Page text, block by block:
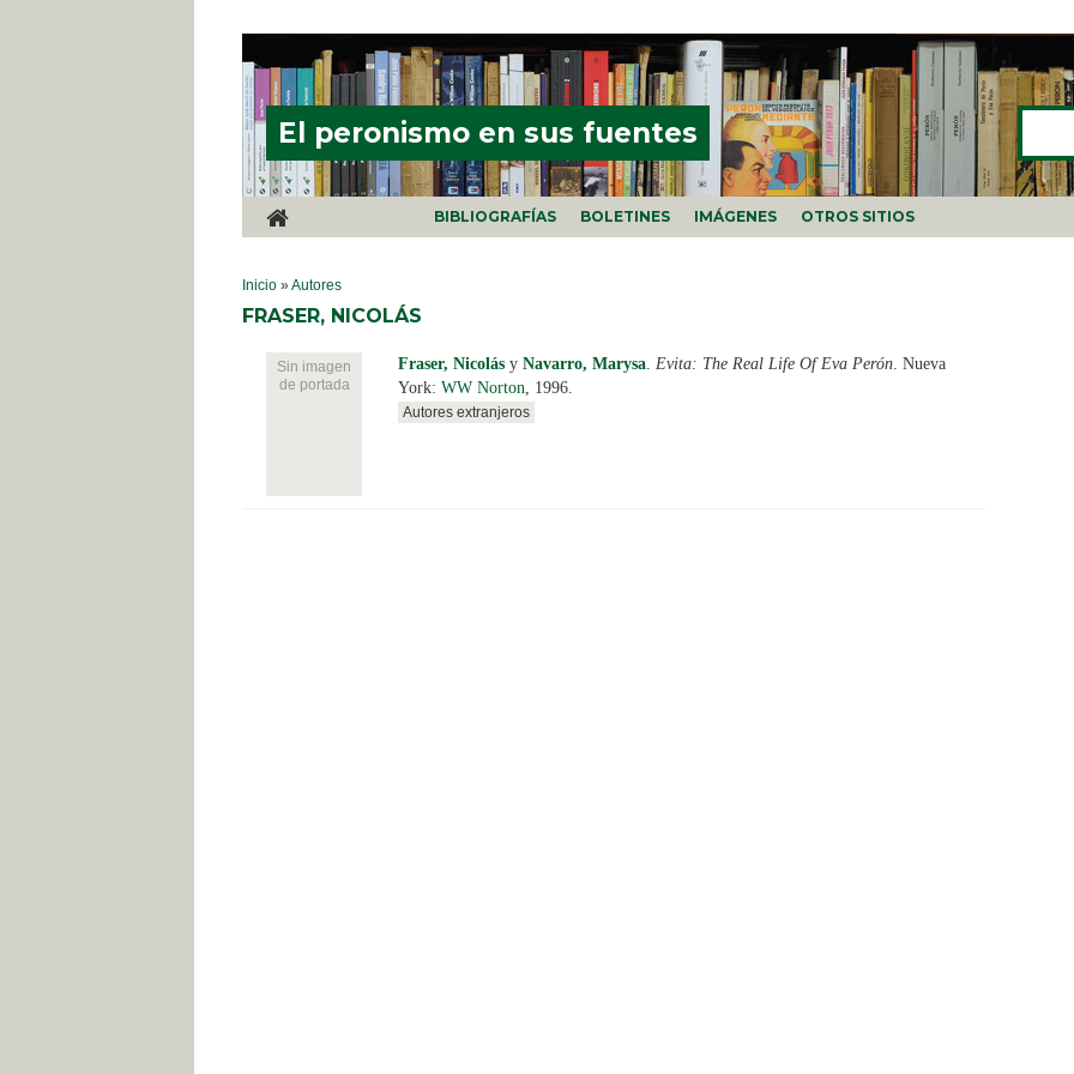
El peronismo en sus fuentes
Buscar
BIBLIOGRAFÍAS BOLETINES IMÁGENES OTROS SITIOS
SE ENCUENTRA USTED AQUÍ
Inicio »Autores
FRASER, NICOLÁS
Sin imagen
de portada
Fraser, Nicolás y Navarro, Marysa. Evita: The Real Life Of Eva Perón. Nueva
York: WW Norton, 1996.
Autores extranjeros